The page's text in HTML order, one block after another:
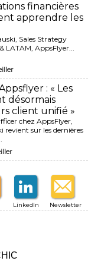
financières
apprendre les
Sales Strategy
LATAM, AppsFlyer...
: « Les
désormais
client unifié »
chez AppsFlyer,
revient sur les dernières
LinkedIn Newsletter